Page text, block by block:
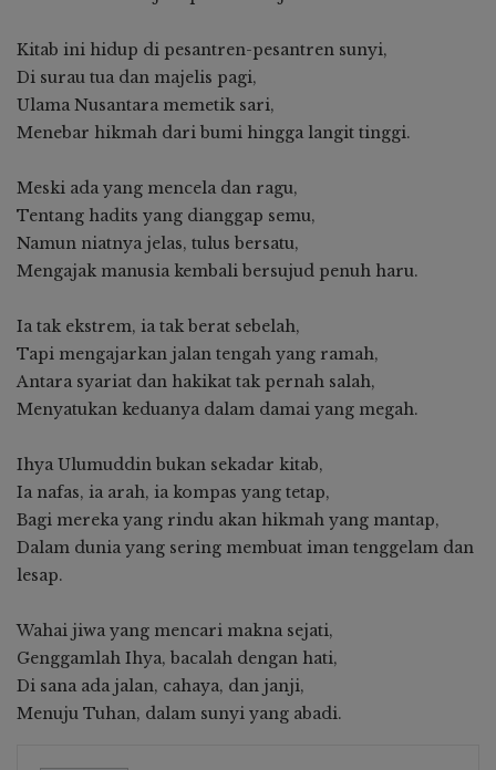
Kitab ini hidup di pesantren-pesantren sunyi,
Di surau tua dan majelis pagi,
Ulama Nusantara memetik sari,
Menebar hikmah dari bumi hingga langit tinggi.
Meski ada yang mencela dan ragu,
Tentang hadits yang dianggap semu,
Namun niatnya jelas, tulus bersatu,
Mengajak manusia kembali bersujud penuh haru.
Ia tak ekstrem, ia tak berat sebelah,
Tapi mengajarkan jalan tengah yang ramah,
Antara syariat dan hakikat tak pernah salah,
Menyatukan keduanya dalam damai yang megah.
Ihya Ulumuddin bukan sekadar kitab,
Ia nafas, ia arah, ia kompas yang tetap,
Bagi mereka yang rindu akan hikmah yang mantap,
Dalam dunia yang sering membuat iman tenggelam dan
lesap.
Wahai jiwa yang mencari makna sejati,
Genggamlah Ihya, bacalah dengan hati,
Di sana ada jalan, cahaya, dan janji,
Menuju Tuhan, dalam sunyi yang abadi.